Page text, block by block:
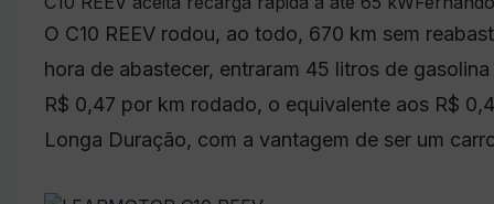
O C10 REEV rodou, ao todo, 670 km sem
hora de abastecer, entraram 45 litros de
R$ 0,47 por km rodado, o equivalente aos R$
Longa Duração, com a vantagem de ser um